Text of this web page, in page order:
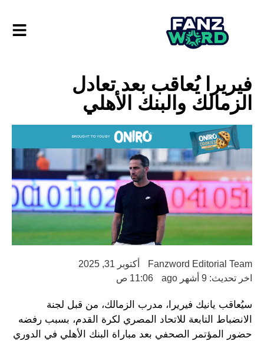
فيريرا يُعاقب بعد تعادل
الزمالك والبنك الأهلي
Fanzword Editorial Team
أكتوبر 31, 2025
اخر تحديث: 9 أشهر ago
11:06 ص
سيُعاقب يانيك فيريرا، مدرب الزمالك، من قبل لجنة
الانضباط التابعة للاتحاد المصري لكرة القدم، بسبب رفضه
حضور المؤتمر الصحفي بعد مباراة البنك الأهلي في الدوري